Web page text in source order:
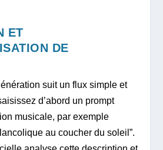
ET
DE
suit un flux simple et
d’abord un prompt
musicale, par exemple
au coucher du soleil”.